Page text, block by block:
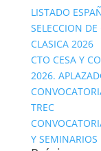
LISTADO
SELECCION
CLASICA 2026
CTO CESA Y
2026.
TREC
Y